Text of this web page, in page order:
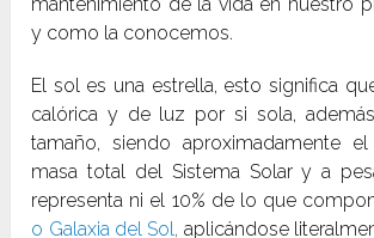
mantenimiento de la vida en nuestro
y como la conocemos.
El sol es una estrella, esto significa
calórica y de luz por si sola,
tamaño, siendo aproximadamente
masa total del Sistema Solar y a
representa ni el 10% de lo que
o Galaxia del Sol, aplicándose